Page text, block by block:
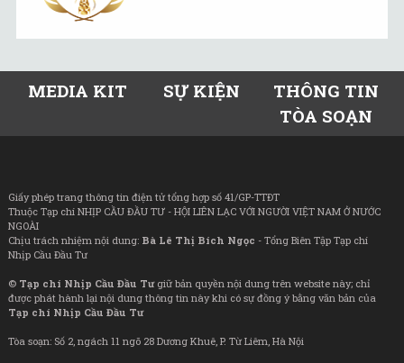
MEDIA KIT SỰ KIỆN
THÔNG TIN
TÒA SOẠN
Giấy phép trang thông tin điện tử tổng hợp số 41/GP-TTĐT
Thuộc Tạp chí NHỊP CẦU ĐẦU TƯ - HỘI LIÊN LẠC VỚI NGƯỜI VIỆT NAM Ở NƯỚC
NGOÀI
Chịu trách nhiệm nội dung: Bà Lê Thị Bích Ngọc - Tổng Biên Tập Tạp chí
Nhịp Cầu Đầu Tư
© Tạp chí Nhịp Cầu Đầu Tưgiữ bản quyền nội dung trên website này; chỉ
được phát hành lại nội dung thông tin này khi có sự đồng ý bằng văn bản của
Tạp chí Nhịp Cầu Đầu Tư
Tòa soạn: Số 2, ngách 11 ngõ 28 Dương Khuê, P. Từ Liêm, Hà Nội